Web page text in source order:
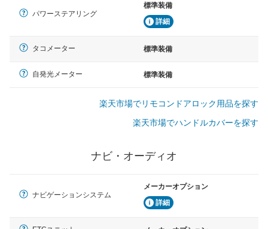
パワーステアリング
標準装備
詳細
タコメーター 標準装備
自発光メーター 標準装備
楽天市場でリモコンドアロック用品を探す
楽天市場でハンドルカバーを探す
ナビ・オーディオ
ナビゲーションシステム
メーカーオプション
詳細